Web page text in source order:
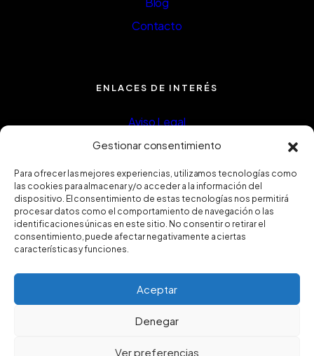
Gestionar consentimiento
Para ofrecer las mejores experiencias, utilizamos tecnologías como
las cookies para almacenar y/o acceder a la información del
dispositivo. El consentimiento de estas tecnologías nos permitirá
procesar datos como el comportamiento de navegación o las
identificaciones únicas en este sitio. No consentir o retirar el
consentimiento, puede afectar negativamente a ciertas
características y funciones.
Aceptar
Denegar
Ver preferencias
Contacto
ENLACES DE INTERÉS
Aviso Legal
Política de privacidad
Política de Cookies
Política de calidad
Certificado ISO9001
2025 © FUGRUP INSTALACIONES Y REFORMAS, S.L.